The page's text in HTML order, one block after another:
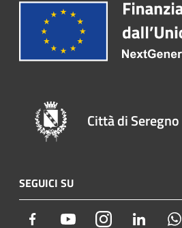
Città di Seregno
SEGUICI SU
Facebook YoutubeInstagram LinkedIn